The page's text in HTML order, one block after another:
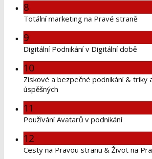
8
Totální marketing na Pravé straně
9
Digitální Podnikání v Digitální době
10
Ziskové a bezpečné podnikání & triky
úspěšných
11
Používání Avatarů v podnikání
12
Cesty na Pravou stranu & Život na